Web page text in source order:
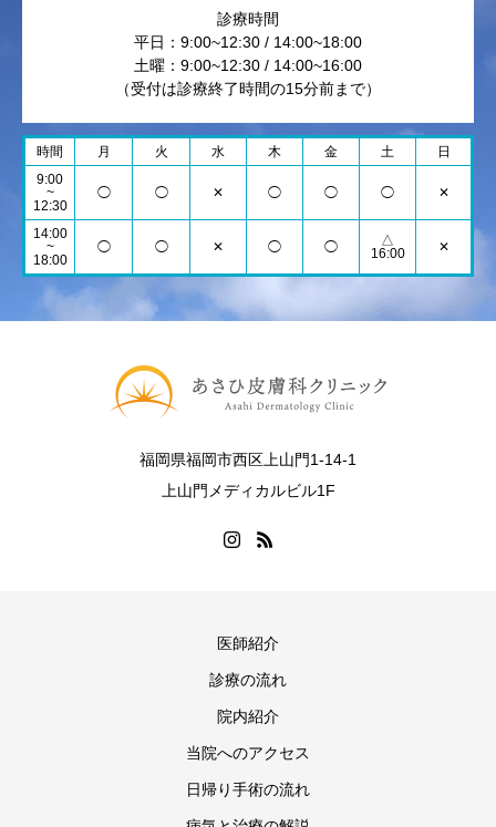
診療時間
平日：9:00~12:30 / 14:00~18:00
土曜：9:00~12:30 / 14:00~16:00
（受付は診療終了時間の15分前まで）
時間 月 火 水 木 金 土
日
9:00
~
12:30
◯ ◯ ✕ ◯ ◯ ◯ ✕
14:00
~
18:00
◯ ◯ ✕ ◯ ◯
△
16:00
✕
福岡県福岡市西区上山門1-14-1
上山門メディカルビル1F
医師紹介
診療の流れ
院内紹介
当院へのアクセス
日帰り手術の流れ